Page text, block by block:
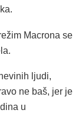
Macrona se
ljudi,
ne baš, jer je
u